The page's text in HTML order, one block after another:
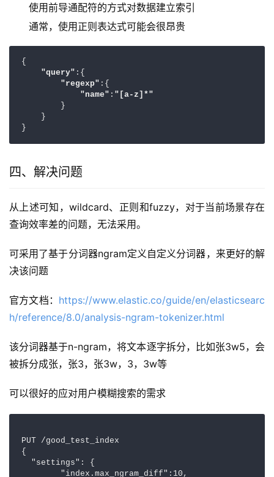
使用前导通配符的方式对数据建立索引
通常，使用正则表达式可能会很昂贵
{
"query" :{
"regexp" :{
"name" : "[a-z]*"
}
四、解决问题
从上述可知，wildcard、正则和fuzzy，对于当前场景存在
查询效率差的问题，无法采用。
可采用了基于分词器ngram定义自定义分词器，来更好的解
决该问题
官方文档： https://www.elastic.co/guide/en/elasticsearc
h/reference/8.0/analysis-ngram-tokenizer.html
该分词器基于n-ngram，将文本逐字拆分，比如张3w5，会
被拆分成张，张3，张3w，3，3w等
可以很好的应对用户模糊搜索的需求
PUT /good_test_index
{